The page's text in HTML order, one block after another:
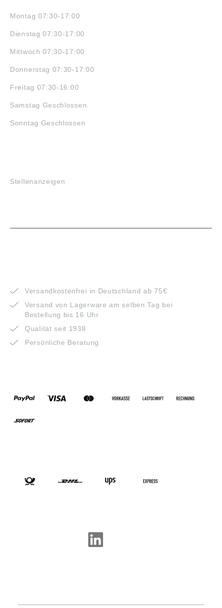
Montag 07:30-17:00
Dienstag 07:30-17:00
Mittwoch 07:30-17:00
Donnerstag 07:30-17:00
Freitag 07:30-16:00
Samstag Geschlossen
Sonntag Geschlossen
Stellenanzeigen
Versandkostenfrei in Deutschland ab 75€
Versand von Lagerware am selben Tag bei
Bestellung bis 16 Uhr
Qualität seit 1938
Persönliche Beratung